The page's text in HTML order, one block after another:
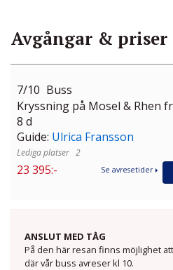
Avgångar & priser
7/10 Buss
Kryssning på Mosel & Rhen
8 d
Guide: Ulrica Fransson
2
23 395:- Se avresetider
ANSLUT MED TÅG
På den här resan finns möjlighet
där vår buss avreser kl 10.